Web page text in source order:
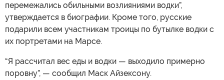
перемежались обильными возлияниями водки”,
утверждается в биографии. Кроме того, русские
подарили всем участникам троицы по бутылке водки с
их портретами на Марсе.
“Я рассчитал вес еды и водки — выходило примерно
поровну”, — сообщил Маск Айзексону.